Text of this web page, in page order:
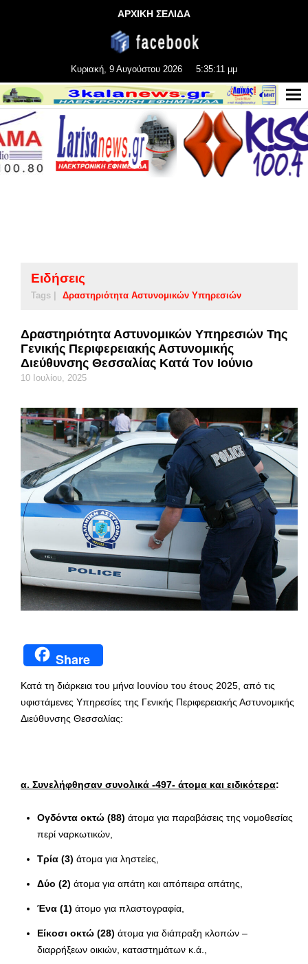
ΑΡΧΙΚΗ ΣΕΛΙΔΑ
Κυριακή, 9 Αυγούστου 2026 5:35:12 μμ
Ειδήσεις
Tags | Δραστηριότητα Αστυνομικών Υπηρεσιών
Δραστηριότητα Αστυνομικών Υπηρεσιών Της
Γενικής Περιφερειακής Αστυνομικής
Διεύθυνσης Θεσσαλίας Κατά Τον Ιούνιο
10 Ιουλίου, 2025
Share
Κατά τη διάρκεια του μήνα Ιουνίου του έτους 2025, από τις
υφιστάμενες Υπηρεσίες της Γενικής Περιφερειακής Αστυνομικής
Διεύθυνσης Θεσσαλίας:
α. Συνελήφθησαν συνολικά -497- άτομα και ειδικότερα:
Ογδόντα οκτώ (88) άτομα για παραβάσεις της νομοθεσίας
περί ναρκωτικών,
Τρία (3) άτομα για ληστείες,
Δύο (2) άτομα για απάτη και απόπειρα απάτης,
Ένα (1) άτομο για πλαστογραφία,
Είκοσι οκτώ (28) άτομα για διάπραξη κλοπών –
διαρρήξεων οικιών, καταστημάτων κ.ά.,